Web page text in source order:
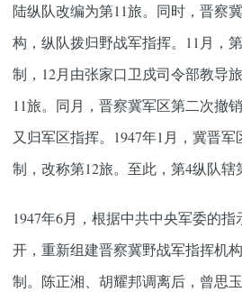
陆纵队改编为第11旅。同时，晋察
构，纵队拨归野战军指挥。11月，
制，12月由张家口卫戍司令部教导
11旅。同月，晋察冀军区第二次撤
又归军区指挥。1947年1月，冀晋
制，改称第12旅。至此，第4纵队辖
1947年6月，根据中共中央军委的
开，重新组建晋察冀野战军指挥机
制。陈正湘、胡耀邦调离后，曾思